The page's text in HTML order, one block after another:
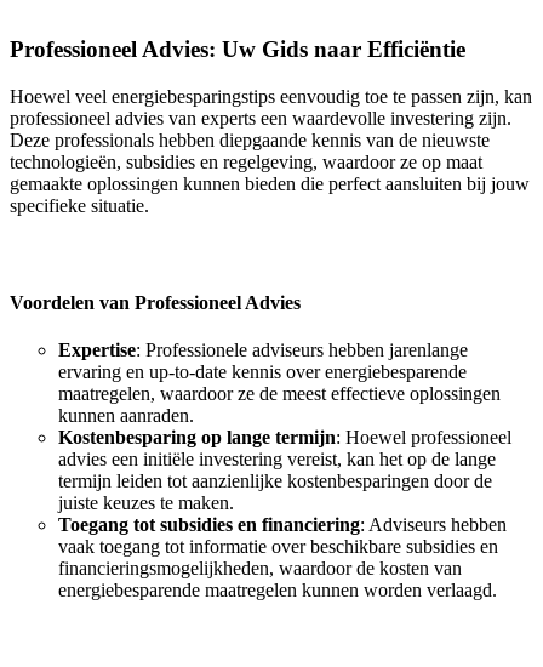
Professioneel Advies: Uw Gids naar Efficiëntie
Hoewel veel energiebesparingstips eenvoudig toe te passen zijn, kan
professioneel advies van experts een waardevolle investering zijn.
Deze professionals hebben diepgaande kennis van de nieuwste
technologieën, subsidies en regelgeving, waardoor ze op maat
gemaakte oplossingen kunnen bieden die perfect aansluiten bij jouw
specifieke situatie.
Voordelen van Professioneel Advies
Expertise: Professionele adviseurs hebben jarenlange
ervaring en up-to-date kennis over energiebesparende
maatregelen, waardoor ze de meest effectieve oplossingen
kunnen aanraden.
Kostenbesparing op lange termijn: Hoewel professioneel
advies een initiële investering vereist, kan het op de lange
termijn leiden tot aanzienlijke kostenbesparingen door de
juiste keuzes te maken.
Toegang tot subsidies en financiering: Adviseurs hebben
vaak toegang tot informatie over beschikbare subsidies en
financieringsmogelijkheden, waardoor de kosten van
energiebesparende maatregelen kunnen worden verlaagd.